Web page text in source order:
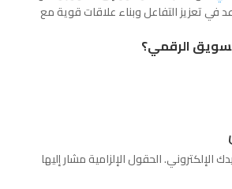
في تعزيز التفاعل وبناء علاقات قوية مع
الرقمي؟
الإلكتروني.الحقول الإلزامية مشار إليها